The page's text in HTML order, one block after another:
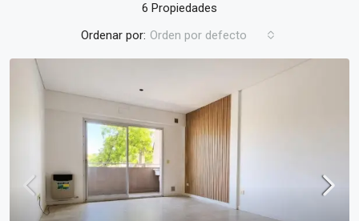
6 Propiedades
Ordenar por: Orden por defecto